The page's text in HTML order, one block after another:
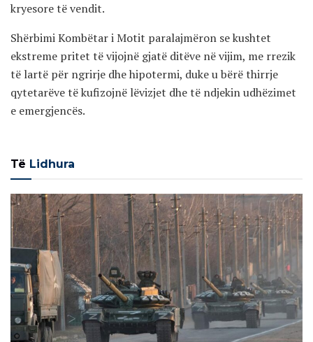
kryesore të vendit.
Shërbimi Kombëtar i Motit paralajmëron se kushtet
ekstreme pritet të vijojnë gjatë ditëve në vijim, me rrezik
të lartë për ngrirje dhe hipotermi, duke u bërë thirrje
qytetarëve të kufizojnë lëvizjet dhe të ndjekin udhëzimet
e emergjencës.
Të Lidhura